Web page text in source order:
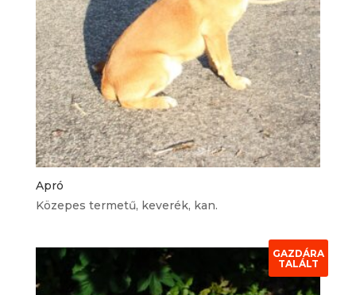
Apró
Közepes termetű, keverék, kan.
GAZDÁRA
TALÁLT